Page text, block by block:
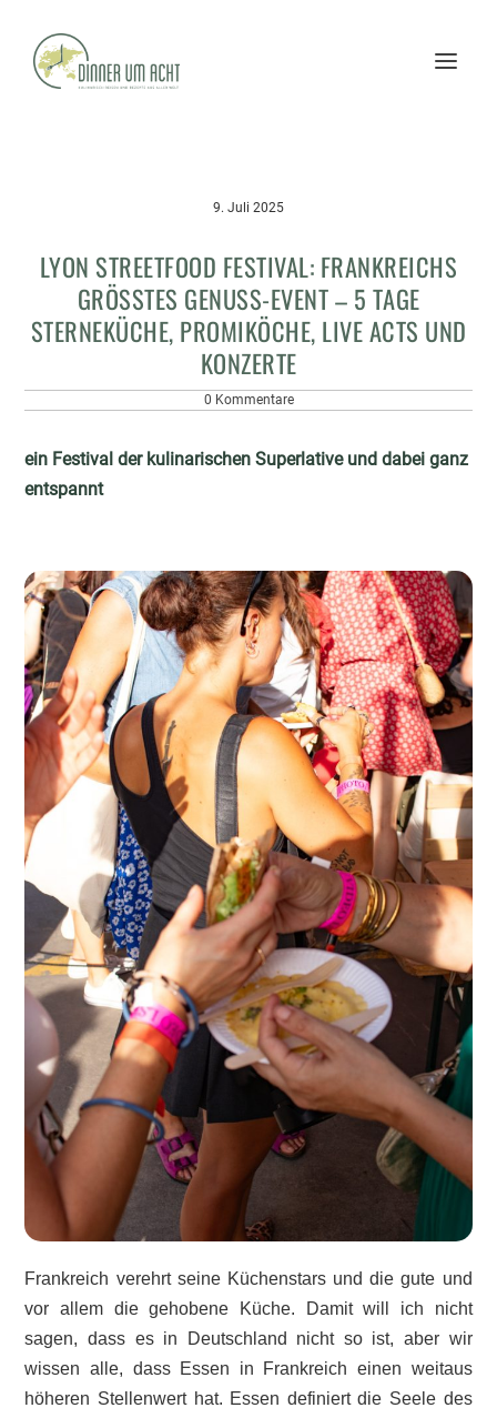
9. Juli 2025
LYON STREETFOOD FESTIVAL: FRANKREICHS
GRÖSSTES GENUSS-EVENT – 5 TAGE S
TERNEKÜCHE, PROMIKÖCHE, LIVE ACTS UND K
ONZERTE
0 Kommentare
ein Festival der kulinarischen Superlative und dabei ganz
entspannt
Frankreich verehrt seine Küchenstars und die gute und
vor allem die gehobene Küche. Damit will ich nicht
sagen, dass es in Deutschland nicht so ist, aber wir
wissen alle, dass Essen in Frankreich einen weitaus
höheren Stellenwert hat. Essen definiert die Seele des